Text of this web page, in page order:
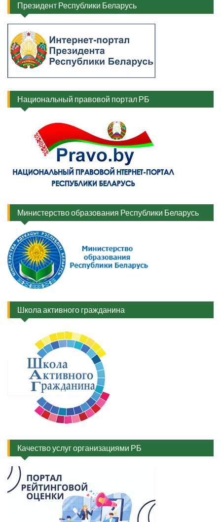
Президент Республики Беларусь
Национальный правовой портал РБ
Министерство образования Республики Беларусь
Школа активного гражданина
Качество услуг организациями РБ